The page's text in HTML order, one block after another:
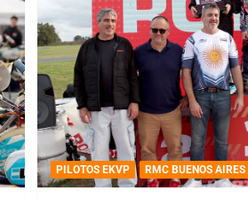
PILOTOS EKVP RMC BUENOS AIRES